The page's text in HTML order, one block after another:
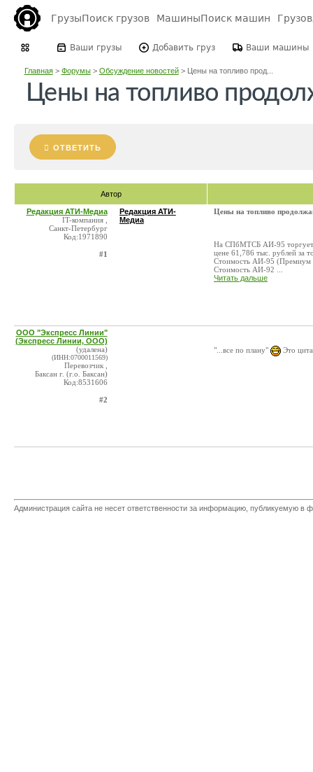
ГрузыПоиск грузов МашиныПоиск машин
Ваши грузы Добавить груз Ваши машины
Главная> Форумы> Обсуждение новостей> Цены на топливо прод...
Цены на топливо
ОТВЕТИТЬ
Автор
Редакция АТИ-Медиа
IT-компания ,
Санкт-Петербург
Код:1971890
#1
Редакция АТИ-
Медиа
Цены на топливо
На СПбМТСБ АИ-95
цене 61,786 тыс. рублей за
Стоимость АИ-95 (Премиум
Стоимость АИ-92 ...
Читать дальше
ООО "Экспресс Линии"
(Экспресс Линии, ООО)
(удалена)
(ИНН:0700011569)
Перевозчик ,
Баксан г. (г.о. Баксан)
Код:8531606
#2
"...все по плану" Это
Администрация сайта не несет ответственности за информацию, публикуемую